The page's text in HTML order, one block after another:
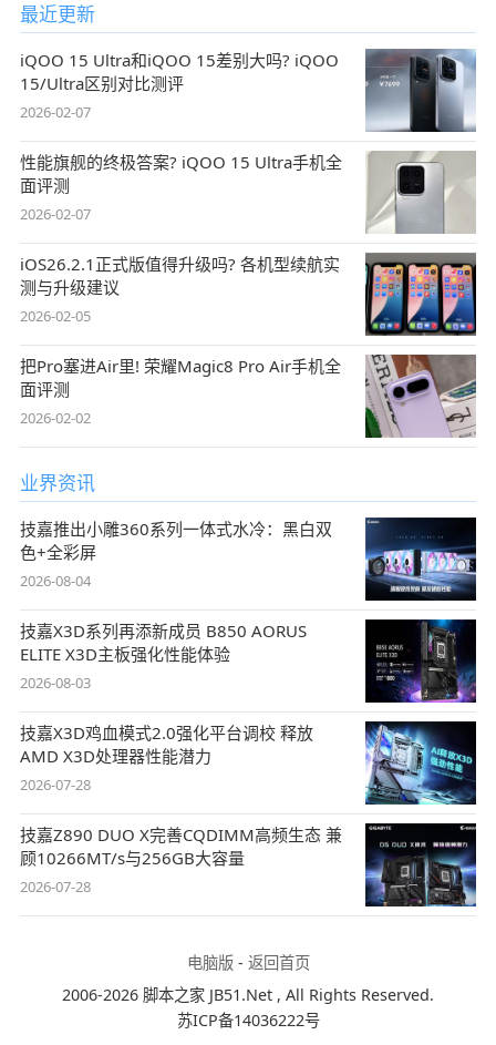
最近更新
iQOO 15 Ultra和iQOO 15差别大吗? iQOO
15/Ultra区别对比测评
2026-02-07
性能旗舰的终极答案? iQOO 15 Ultra手机全
面评测
2026-02-07
iOS26.2.1正式版值得升级吗? 各机型续航实
测与升级建议
2026-02-05
把Pro塞进Air里! 荣耀Magic8 Pro Air手机全
面评测
2026-02-02
业界资讯
技嘉推出小雕360系列一体式水冷：黑白双
色+全彩屏
2026-08-04
技嘉X3D系列再添新成员 B850 AORUS
ELITE X3D主板强化性能体验
2026-08-03
技嘉X3D鸡血模式2.0强化平台调校 释放
AMD X3D处理器性能潜力
2026-07-28
技嘉Z890 DUO X完善CQDIMM高频生态 兼
顾10266MT/s与256GB大容量
2026-07-28
电脑版- 返回首页
2006-2026 脚本之家 JB51.Net , All Rights Reserved.
苏ICP备14036222号